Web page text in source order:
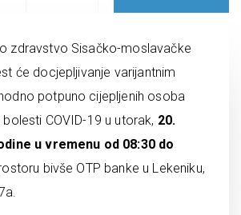
zdravstvo Sisačko-moslavačke
će docjepljivanje varijantnim
potpuno cijepljenih osoba
COVID-19 u utorak, 20.
u vremenu od 08:30 do
bivše OTP banke u Lekeniku,